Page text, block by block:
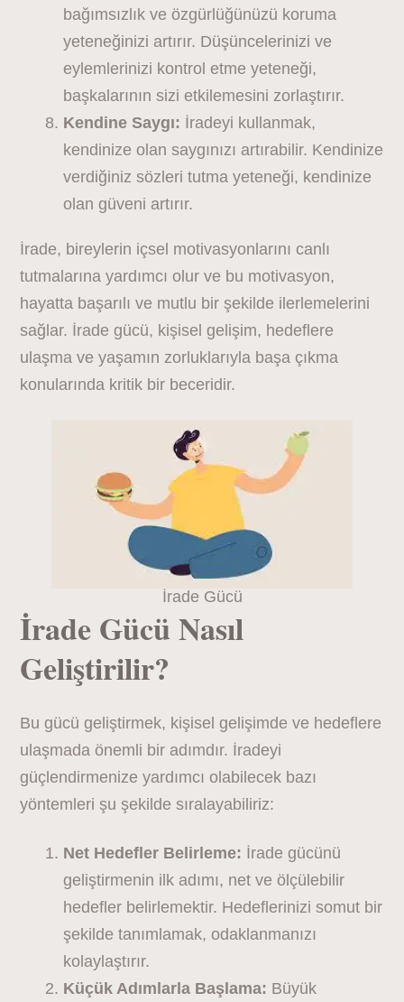
bağımsızlık ve özgürlüğünüzü koruma
yeteneğinizi artırır. Düşüncelerinizi ve
eylemlerinizi kontrol etme yeteneği,
başkalarının sizi etkilemesini zorlaştırır.
Kendine Saygı: İradeyi kullanmak,
kendinize olan saygınızı artırabilir. Kendinize
verdiğiniz sözleri tutma yeteneği, kendinize
olan güveni artırır.
İrade, bireylerin içsel motivasyonlarını canlı
tutmalarına yardımcı olur ve bu motivasyon,
hayatta başarılı ve mutlu bir şekilde ilerlemelerini
sağlar. İrade gücü, kişisel gelişim, hedeflere
ulaşma ve yaşamın zorluklarıyla başa çıkma
konularında kritik bir beceridir.
İrade Gücü
İrade Gücü Nasıl
Geliştirilir?
Bu gücü geliştirmek, kişisel gelişimde ve hedeflere
ulaşmada önemli bir adımdır. İradeyi
güçlendirmenize yardımcı olabilecek bazı
yöntemleri şu şekilde sıralayabiliriz:
Net Hedefler Belirleme: İrade gücünü
geliştirmenin ilk adımı, net ve ölçülebilir
hedefler belirlemektir. Hedeflerinizi somut bir
şekilde tanımlamak, odaklanmanızı
kolaylaştırır.
Küçük Adımlarla Başlama: Büyük